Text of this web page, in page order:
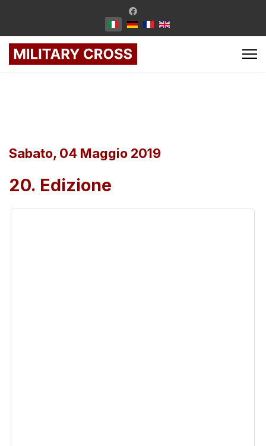
Sabato, 04 Maggio 2019
20. Edizione